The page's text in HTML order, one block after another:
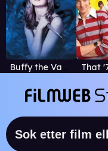
Buffy the Vampire Slayer